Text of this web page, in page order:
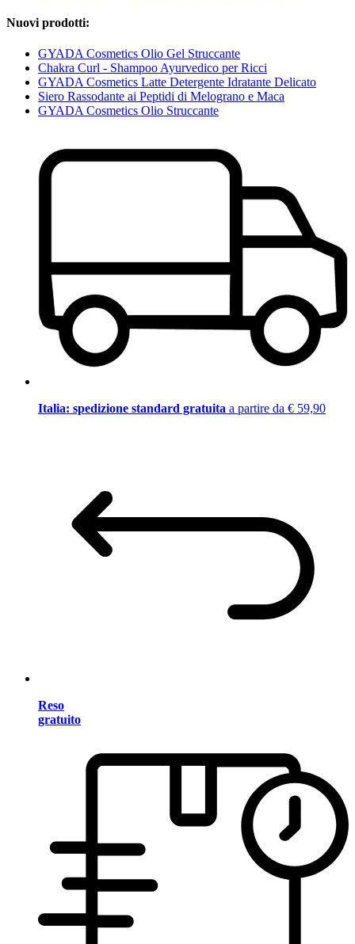
Nuovi prodotti:
GYADA Cosmetics Olio Gel Struccante
Chakra Curl - Shampoo Ayurvedico per Ricci
GYADA Cosmetics Latte Detergente Idratante Delicato
Siero Rassodante ai Peptidi di Melograno e Maca
GYADA Cosmetics Olio Struccante
Italia: spedizione standard gratuita a partire da € 59,90
Reso
gratuito